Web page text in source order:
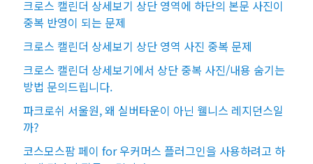
크로스 캘린더 상세보기 상단 영역에 하단의 본문 사진이
중복 반영이 되는 문제
크로스 캘린더 상세보기 상단 영역 사진 중복 문제
크로스 캘린더 상세보기에서 상단 중복 사진/내용 숨기는
방법 문의드립니다.
파크로쉬 서울원, 왜 실버타운이 아닌 웰니스 레지던스일
까?
코스모스팜 페이 for 우커머스 플러그인을 사용하려고 하